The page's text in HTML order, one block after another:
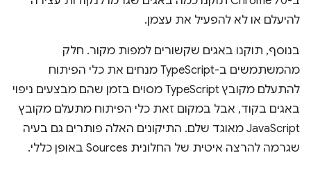
להיעלם או לא להפעיל את עצמן.
בנוסף, תוקנו באגים שקשורים למפות מקור. חלק
מהמשתמשים ב-TypeScript מנחים את כלי הפיתוח
להתעלם מקובץ TypeScript מסוים בזמן שהם מבצעים ניפוי
באגים בקוד, אבל במקום זאת כלי הפיתוח מתעלם מקובץ
JavaScript מאוגד שלם. התיקונים האלה פותרים גם בעיה
שגרמה להרצה איטית של החלונית Sources באופן כללי.